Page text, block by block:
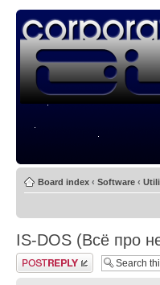
Board index ‹ Software ‹
IS-DOS (Всё про
Post a reply